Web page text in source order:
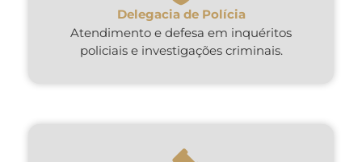
Delegacia de Polícia
Atendimento e defesa em inquéritos
policiais e investigações criminais.